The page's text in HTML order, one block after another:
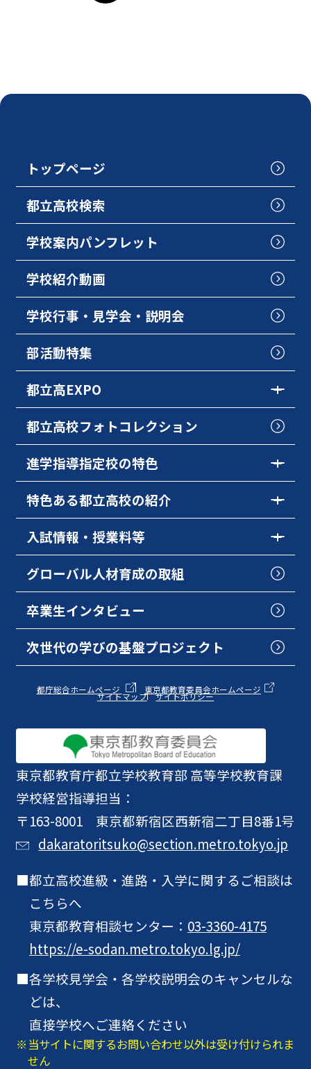
東京都教育庁都立学校教育部 高等学校教育課
学校経営指導担当：
〒163-8001 東京都新宿区西新宿二丁目8番1号
dakaratoritsuko@section.metro.tokyo.jp
都立高校進級・進路・入学に関するご相談は
こちらへ
東京都教育相談センター： 03-3360-4175
https://e-sodan.metro.tokyo.lg.jp/
各学校見学会・各学校説明会のキャンセルな
どは、
直接学校へご連絡ください
当サイトに関するお問い合わせ以外は受け付けられま
せん
トップページ
都立高校検索
学校案内パンフレット
学校紹介動画
学校行事・見学会・説明会
部活動特集
都立高EXPO
都立高校フォトコレクション
進学指導指定校の特色
特色ある都立高校の紹介
入試情報・授業料等
グローバル人材育成の取組
卒業生インタビュー
次世代の学びの基盤プロジェクト
都庁総合ホームページ 東京都教育委員会ホームページ
サイトマップ サイトポリシー